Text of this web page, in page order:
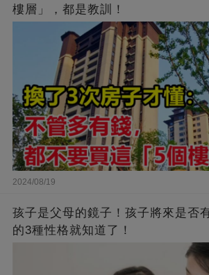
樓層」，都是教訓！
2024/08/19
孩子是父母的鏡子！孩子將來是否
的3種性格就知道了！